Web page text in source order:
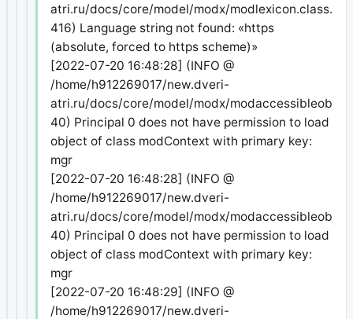
atri.ru/docs/core/model/modx/
416) Language string not found: «https
(absolute, forced to https scheme)»
[2022-07-20 16:48:28] (INFO @
/home/h912269017/new.dveri-
atri.ru/docs/core/model/modx/
40) Principal 0 does not have permission to load
object of class modContext with primary key:
mgr
[2022-07-20 16:48:28] (INFO @
/home/h912269017/new.dveri-
atri.ru/docs/core/model/modx/
40) Principal 0 does not have permission to load
object of class modContext with primary key:
mgr
[2022-07-20 16:48:29] (INFO @
/home/h912269017/new.dveri-